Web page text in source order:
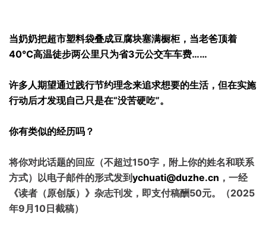
当奶奶把超市塑料袋叠成豆腐块塞满橱柜，当老爸顶着
40℃高温徒步两公里只为省3元公交车车费……
许多人期望通过践行节约理念来追求想要的生活，但在实施
行动后才发现自己只是在“没苦硬吃”。
你有类似的经历吗？
将你对此话题的回应（不超过150字，附上你的姓名和联系
方式）以电子邮件的形式发到ychuati@duzhe.cn ，一经
《读者（原创版）》杂志刊发，即支付稿酬50元。（2025
年9月10日截稿）